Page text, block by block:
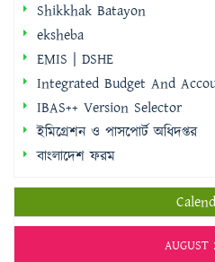
Shikkhak Batayon
eksheba
EMIS | DSHE
Integrated Budget And
IBAS++ Version Selector
ইমিগ্রেশন ও পাসপোর্ট অধিদপ্তর
বাংলাদেশ ফরম
AUGUST